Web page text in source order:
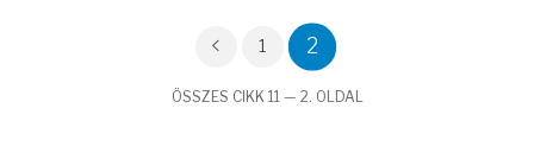
1 2
ÖSSZES CIKK 11 — 2. OLDAL